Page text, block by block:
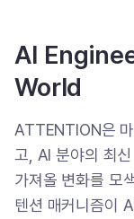
AI
World
ATTENTION은
고, AI 분야의 최
가져올 변화를 모
텐션 매커니즘이